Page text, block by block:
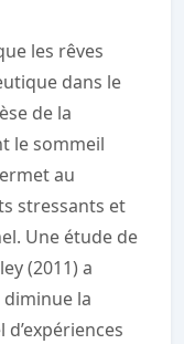
les rêves
dans le
de la
le sommeil
au
stressants et
Une étude de
(2011) a
la